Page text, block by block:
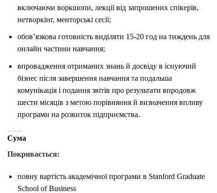
включаючи воркшопи, лекції від запрошених спікерів,
нетворкінг, менторські сесії;
обов’язкова готовність виділяти 15-20 год на тиждень для
онлайн частини навчання;
впровадження отриманих знань й досвіду в існуючий
бізнес після завершення навчання та подальша
комунікація і подання звітів про результати впродовж
шести місяців з метою порівняння й визначення впливу
програми на розвиток підприємства.
Сума
Покривається:
повну вартість академічної програми в Stanford Graduate
School of Business